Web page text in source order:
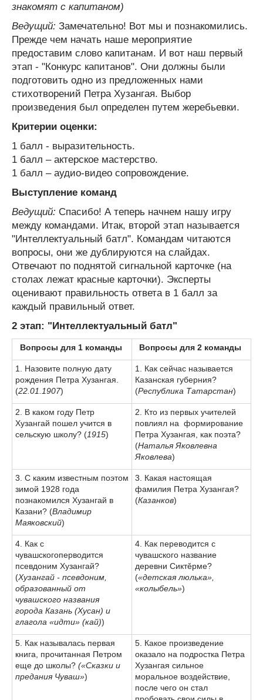
знакомят с капитаном)
Ведущий: Замечательно! Вот мы и познакомились.
Прежде чем начать наше мероприятие
предоставим слово капитанам. И вот наш первый
этап - "Конкурс капитанов". Они должны были
подготовить одно из предложенных нами
стихотворений Петра Хузангая. Выбор
произведения был определен путем жеребьевки.
Критерии оценки:
1 балл - выразительность.
1 балл – актерское мастерство.
1 балл – аудио-видео сопровождение.
Выступление команд
Ведущий: Спасибо! А теперь начнем нашу игру
между командами. Итак, второй этап называется
"Интеллектуальный батл". Командам читаются
вопросы, они же дублируются на слайдах.
Отвечают по поднятой сигнальной карточке (на
столах лежат красные карточки). Эксперты
оценивают правильность ответа в 1 балл за
каждый правильный ответ.
2 этап: "Интеллектуальный батл"
Вопросы для 1 команды Вопросы для 2 команды
1. Назовите полную дату
рождения Петра Хузангая.
(22.01.1907)
1. Как сейчас называется
Казанская губерния?
(Республика Татарстан)
2. В каком году Петр
Хузангай пошел учится в
сельскую школу? (1915)
2. Кто из первых учителей
повлиял на формирование
Петра Хузангая, как поэта?
(Наталья Яковлевна
Яковлева)
3. С каким известным поэтом
зимой 1928 года
познакомился Хузангай в
Казани? (Владимир
Маяковский)
3. Какая настоящая
фамилия Петра Хузангая?
(Казанков)
4. Как с
чувашскогоперводится
псевдоним Хузангай?
(Хузангай - псевдоним,
образованный от
чувашского названия
города Казань (Хусан) и
глагола «идти» (кай))
4. Как переводится с
чувашского название
деревни Сиктĕрме?
(«детская люлька»,
«колыбель»)
5. Как называлась первая
книга, прочитанная Петром
еще до школы? («Сказки и
предания Чуваш»)
5. Какое произведение
оказало на подростка Петра
Хузангая сильное
моральное воздействие,
после чего он стал